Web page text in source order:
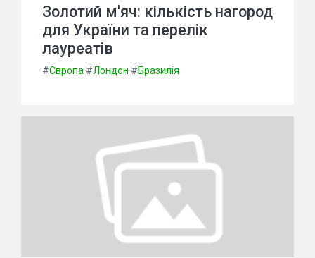
Золотий м'яч: кількість нагород
для України та перелік
лауреатів
#Європа #Лондон #Бразилія